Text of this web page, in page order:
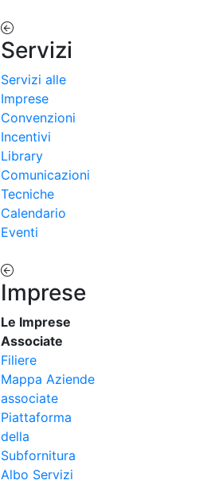
Servizi
Servizi alle
Imprese
Convenzioni
Incentivi
Library
Comunicazioni
Tecniche
Calendario
Eventi
Imprese
Le Imprese
Associate
Filiere
Mappa Aziende
associate
Piattaforma
della
Subfornitura
Albo Servizi